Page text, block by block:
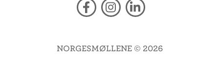
FacebookInstagramLinkedin
NORGESMØLLENE © 2026